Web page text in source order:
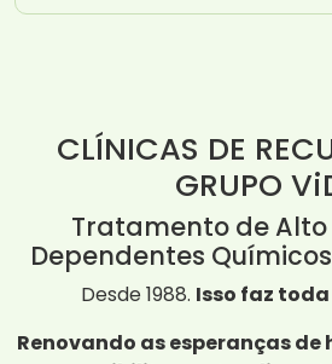
CLÍNICAS DE
GRUPO
Tratamento de
Dependentes
Desde 1988. Isso faz
Renovando as esperanças de